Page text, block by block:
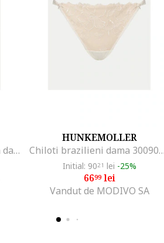
Chiloti clasici cu talie inalta dama C16IC5 01N, Sintetic, 36 EU, Bej
HUNKEMOLLER
Chiloti brazilieni dama 300905, Sintetic
Initial: 9021 lei -25%
6699lei
Vandut de MODIVO SA